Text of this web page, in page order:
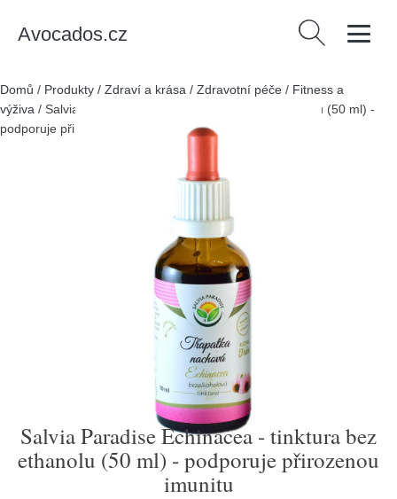
Avocados.cz Vyhledávání
Domů / Produkty / Zdraví a krása / Zdravotní péče / Fitness a
výživa / Salvia Paradise Echinacea - tinktura bez ethanolu (50 ml) -
podporuje přirozenou imunitu
Salvia Paradise Echinacea - tinktura bez
ethanolu (50 ml) - podporuje přirozenou
imunitu